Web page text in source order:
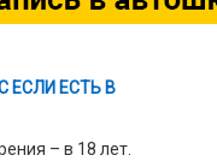
ЕСЛИ ЕСТЬ В
– в 18 лет.